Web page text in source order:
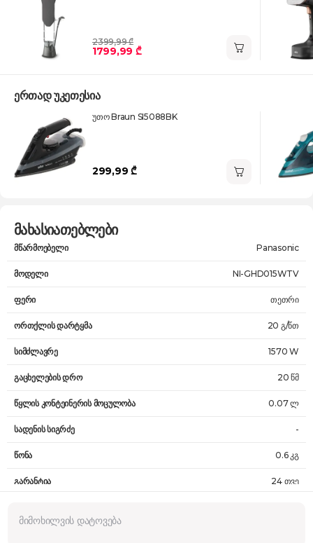
2399,99 ₾
1799,99 ₾
ერთად უკეთესია
უთო Braun SI5088BK
299,99 ₾
მახასიათებლები
მწარმოებელი Panasonic
მოდელი NI-GHD015WTV
ფერი თეთრი
ორთქლის დარტყმა 20 გ/წთ
სიმძლავრე 1570 W
გაცხელების დრო 20 წმ
წყლის კონტეინერის მოცულობა 0.07 ლ
სადენის სიგრძე -
წონა 0.6 კგ
გარანტია 24 თვე